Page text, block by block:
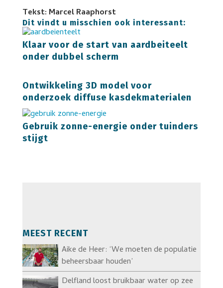
Tekst: Marcel Raaphorst
Dit vindt u misschien ook interessant:
Klaar voor de start van aardbeiteelt
onder dubbel scherm
Ontwikkeling 3D model voor
onderzoek diffuse kasdekmaterialen
Gebruik zonne-energie onder tuinders
stijgt
MEEST RECENT
Aike de Heer: ‘We moeten de populatie
beheersbaar houden’
Delfland loost bruikbaar water op zee